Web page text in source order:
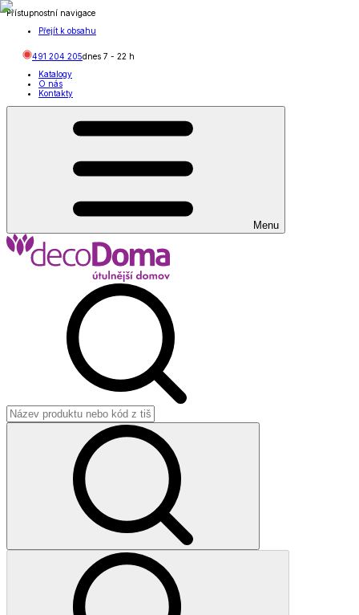
Přístupnostní navigace
Přejít k obsahu
491 204 205dnes 7 - 22 h
Katalogy
O nás
Kontakty
Menu